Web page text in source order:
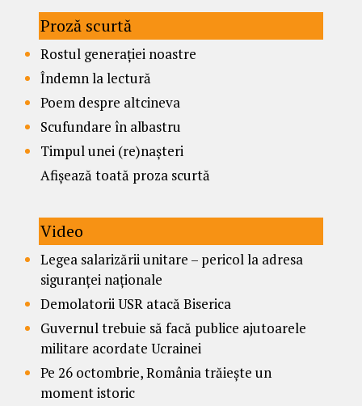
Proză scurtă
Rostul generației noastre
Îndemn la lectură
Poem despre altcineva
Scufundare în albastru
Timpul unei (re)nașteri
Afișează toată proza scurtă
Video
Legea salarizării unitare – pericol la adresa
siguranței naționale
Demolatorii USR atacă Biserica
Guvernul trebuie să facă publice ajutoarele
militare acordate Ucrainei
Pe 26 octombrie, România trăiește un
moment istoric